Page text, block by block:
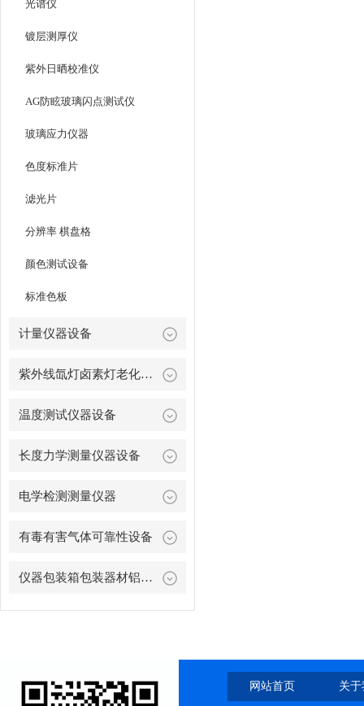
光谱仪
镀层测厚仪
紫外日晒校准仪
AG防眩玻璃闪点测试仪
玻璃应力仪器
色度标准片
滤光片
分辨率 棋盘格
颜色测试设备
标准色板
计量仪器设备
紫外线氙灯卤素灯老化设备
温度测试仪器设备
长度力学测量仪器设备
电学检测测量仪器
有毒有害气体可靠性设备
仪器包装箱包装器材铝合金箱
网站首页 关